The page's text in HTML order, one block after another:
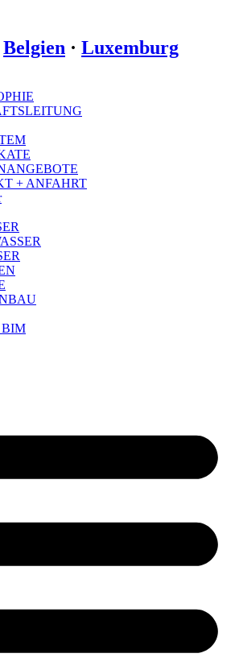
Belgien · Luxemburg
+ ANFAHRT
BIM